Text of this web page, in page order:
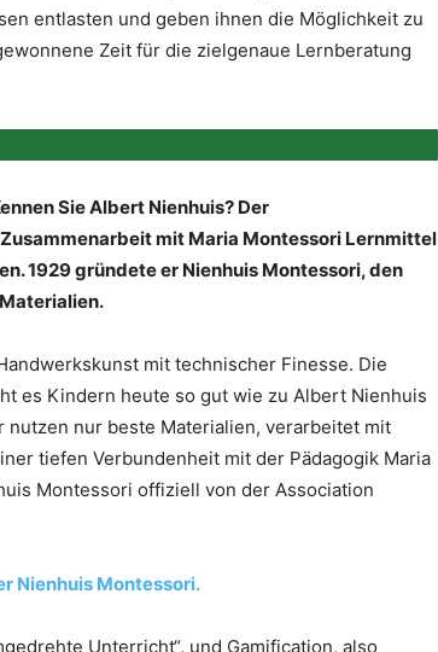
entlasten und geben ihnen die Möglichkeit zu
Zeit für die zielgenaue Lernberatung
Sie Albert Nienhuis? Der
mit Maria Montessori Lernmittel
1929 gründete er Nienhuis Montessori, den
mit technischer Finesse. Die
es Kindern heute so gut wie zu Albert Nienhuis
nutzen nur beste Materialien, verarbeitet mit
tiefen Verbundenheit mit der Pädagogik Maria
Montessori offiziell von der Association
Nienhuis Montessori.
Unterricht“, und Gamification, also